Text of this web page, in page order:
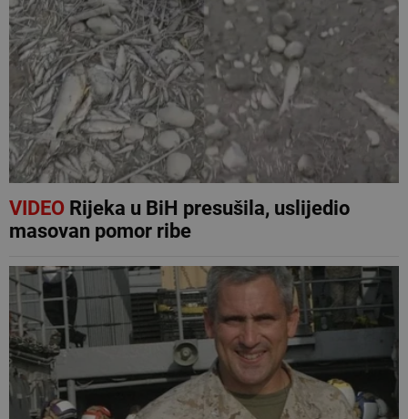
VIDEORijeka u BiH presušila, uslijedio
masovan pomor ribe